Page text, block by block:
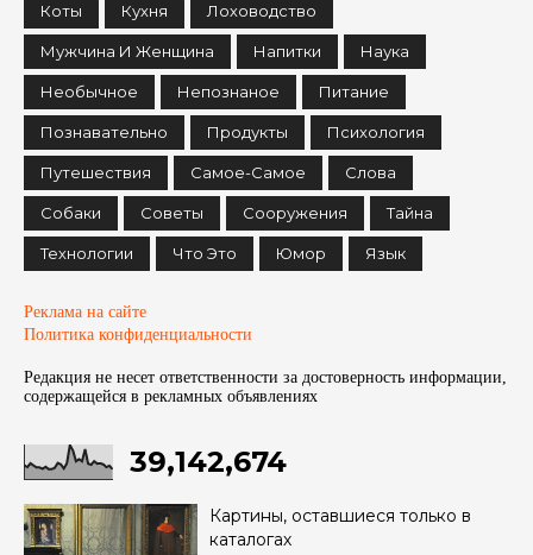
Коты Кухня Лоховодство
Мужчина И Женщина Напитки Наука
Необычное Непознаное Питание
Познавательно Продукты Психология
Путешествия Самое-Самое Слова
Собаки Советы Сооружения Тайна
Технологии Что Это Юмор Язык
Реклама на сайте
Политика конфиденциальности
Редакция не несет ответственности за достоверность информации,
содержащейся в рекламных объявленияx
39,142,674
Картины, оставшиеся только в
каталогах